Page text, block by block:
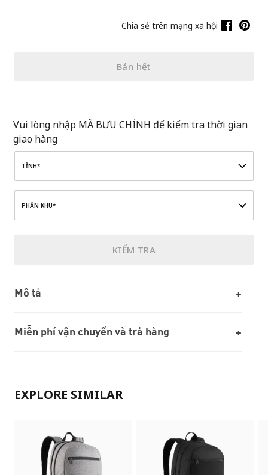
Chia sẻ trên mạng xã hội
Bán hết
Vui lòng nhập MÃ BƯU CHÍNH để kiểm tra thời gian
giao hàng
TỈNH*
PHÂN KHU*
KIỂM TRA
Mô tả
Miễn phí vận chuyển và trả hàng
EXPLORE SIMILAR